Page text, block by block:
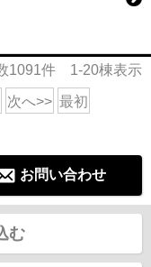
1091件 1-20棟表示
次へ>> 最初
お問い合わせ
む